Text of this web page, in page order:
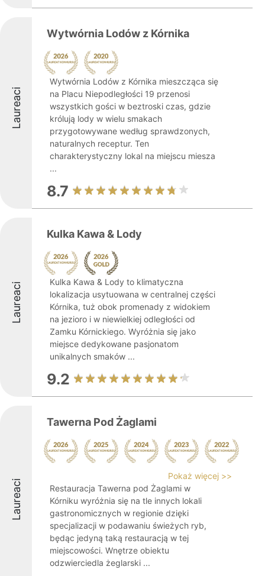
Laureaci
Wytwórnia Lodów z Kórnika
Wytwórnia Lodów z Kórnika mieszcząca się
na Placu Niepodległości 19 przenosi
wszystkich gości w beztroski czas, gdzie
królują lody w wielu smakach
przygotowywane według sprawdzonych,
naturalnych receptur. Ten
charakterystyczny lokal na miejscu miesza
...
8.7
Laureaci
Kulka Kawa & Lody
Kulka Kawa & Lody to klimatyczna
lokalizacja usytuowana w centralnej części
Kórnika, tuż obok promenady z widokiem
na jezioro i w niewielkiej odległości od
Zamku Kórnickiego. Wyróżnia się jako
miejsce dedykowane pasjonatom
unikalnych smaków ...
9.2
Laureaci
Tawerna Pod Żaglami
Pokaż więcej >>
Restauracja Tawerna pod Żaglami w
Kórniku wyróżnia się na tle innych lokali
gastronomicznych w regionie dzięki
specjalizacji w podawaniu świeżych ryb,
będąc jedyną taką restauracją w tej
miejscowości. Wnętrze obiektu
odzwierciedla żeglarski ...